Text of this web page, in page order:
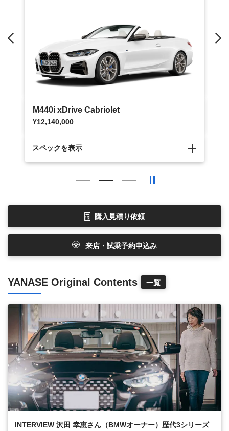
M440i xDrive Cabriolet
¥12,140,000
スペックを表示
購入見積り依頼
来店・試乗予約申込み
YANASE Original Contents 一覧
INTERVIEW 沢田 幸恵さん（BMWオーナー）歴代3シリーズ